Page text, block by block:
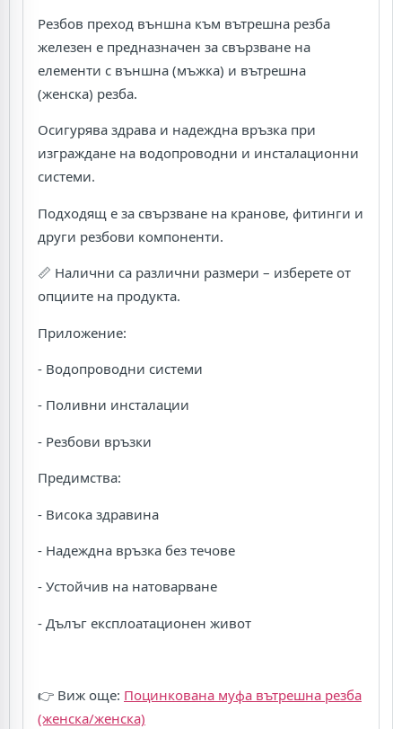
Резбов преход външна към вътрешна резба
железен е предназначен за свързване на
елементи с външна (мъжка) и вътрешна
(женска) резба.
Осигурява здрава и надеждна връзка при
изграждане на водопроводни и инсталационни
системи.
Подходящ е за свързване на кранове, фитинги и
други резбови компоненти.
📏 Налични са различни размери – изберете от
опциите на продукта.
Приложение:
- Водопроводни системи
- Поливни инсталации
- Резбови връзки
Предимства:
- Висока здравина
- Надеждна връзка без течове
- Устойчив на натоварване
- Дълъг експлоатационен живот
👉 Виж още: Поцинкована муфа вътрешна резба
(женска/женска)